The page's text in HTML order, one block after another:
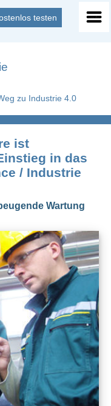
testen
zu Industrie 4.0
ist
in das
/ Industrie
Wartung